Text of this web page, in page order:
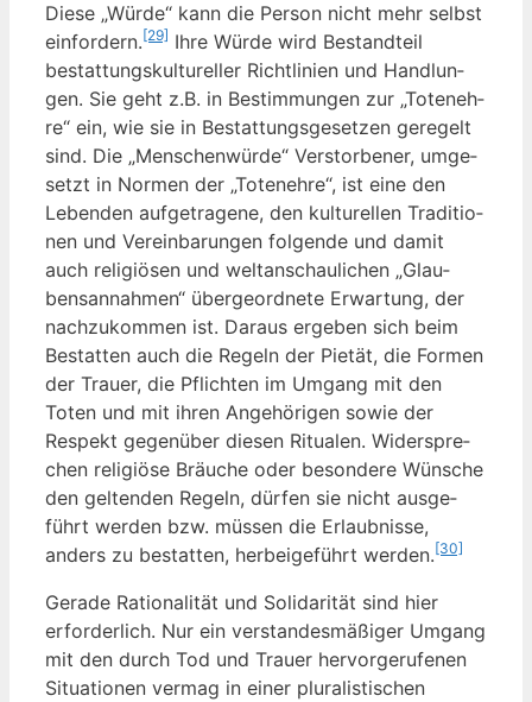
Die­se „Wür­de“ kann die Per­son nicht mehr selbst
ein­for­dern.[29] Ihre Wür­de wird Bestand­teil
bestat­tungs­kul­tu­rel­ler Richt­li­ni­en und Hand­lun­
gen. Sie geht z.B. in Bestim­mun­gen zur „Toten­eh­
re“ ein, wie sie in Bestat­tungs­ge­set­zen gere­gelt
sind. Die „Men­schen­wür­de“ Ver­stor­be­ner, umge­
setzt in Nor­men der „Toten­eh­re“, ist eine den
Leben­den auf­ge­tra­ge­ne, den kul­tu­rel­len Tra­di­tio­
nen und Ver­ein­ba­run­gen fol­gen­de und damit
auch reli­giö­sen und welt­an­schau­li­chen „Glau­
bens­an­nah­men“ über­ge­ord­ne­te Erwar­tung, der
nach­zu­kom­men ist. Dar­aus erge­ben sich beim
Bestat­ten auch die Regeln der Pie­tät, die For­men
der Trau­er, die Pflich­ten im Umgang mit den
Toten und mit ihren Ange­hö­ri­gen sowie der
Respekt gegen­über die­sen Ritua­len. Wider­spre­
chen reli­giö­se Bräu­che oder beson­de­re Wün­sche
den gel­ten­den Regeln, dür­fen sie nicht aus­ge­
führt wer­den bzw. müs­sen die Erlaub­nis­se,
anders zu bestat­ten, her­bei­ge­führt wer­den.[30]
Gera­de Ratio­na­li­tät und Soli­da­ri­tät sind hier
erfor­der­lich. Nur ein ver­stan­des­mä­ßi­ger Umgang
mit den durch Tod und Trau­er her­vor­ge­ru­fe­nen
Situa­tio­nen ver­mag in einer plu­ra­lis­ti­schen